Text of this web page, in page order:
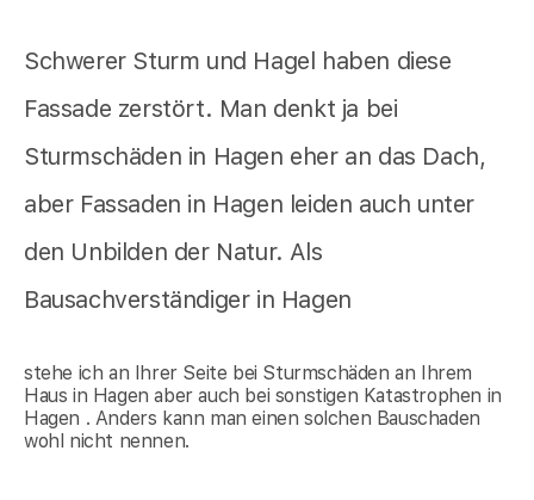
Schwerer Sturm und Hagel haben diese
Fassade zerstört. Man denkt ja bei
Sturmschäden in Hagen eher an das Dach,
aber Fassaden in Hagen leiden auch unter
den Unbilden der Natur. Als
Bausachverständiger in Hagen
stehe ich an Ihrer Seite bei Sturmschäden an Ihrem
Haus in Hagen aber auch bei sonstigen Katastrophen in
Hagen . Anders kann man einen solchen Bauschaden
wohl nicht nennen.